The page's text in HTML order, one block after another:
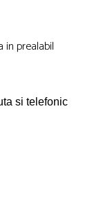
in prealabil
si telefonic